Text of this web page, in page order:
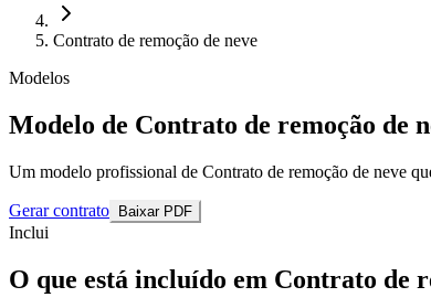
Contrato de remoção de neve
Modelos
Modelo de Contrato de remoção de
Um modelo profissional de Contrato de remoção de neve
Gerar contrato Baixar PDF
Inclui
O que está incluído em Contrato de